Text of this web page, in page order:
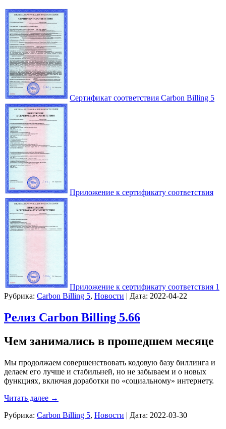
Сертификат соответствия Carbon Billing 5
Приложение к сертификату соответствия
Приложение к сертификату соответствия 1
Рубрика: Carbon Billing 5, Новости | Дата: 2022-04-22
Релиз Carbon Billing 5.66
Чем занимались в прошедшем месяце
Мы продолжаем совершенствовать кодовую базу биллинга и
делаем его лучше и стабильней, но не забываем и о новых
функциях, включая доработки по «социальному» интернету.
Читать далее →
Рубрика: Carbon Billing 5, Новости | Дата: 2022-03-30